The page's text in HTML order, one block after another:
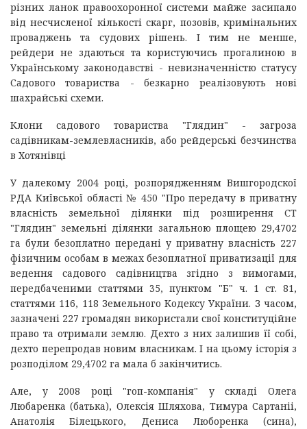
різних ланок правоохоронної системи майже засипало
від несчисленої кількості скарг, позовів, кримінальних
проваджень та судових рішень. І тим не менше,
рейдери не здаються та користуючись прогалиною в
Українському законодавстві - невизначенністю статусу
Садового товариства - безкарно реалізовують нові
шахрайські схеми.
Клони садового товариства "Глядин" - загроза
садівникам-землевласників, або рейдерські безчинства
в Хотянівці
У далекому 2004 році, розпорядженням Вишгородскої
РДА Київської області № 450 "Про передачу в приватну
власність земельної ділянки під розширення СТ
"Глядин" земельні ділянки загальною площею 29,4702
га були безоплатно передані у приватну власність 227
фізичним особам в межах безоплатної приватизації для
ведення садового садівництва згідно з вимогами,
передбаченими статтями 35, пунктом "Б" ч. 1 ст. 81,
статтями 116, 118 Земельного Кодексу України. З часом,
зазначені 227 громадян використали свої конституційне
право та отримали землю. Дехто з них залишив її собі,
дехто перепродав новим власникам. І на цьому історія з
розподілом 29,4702 га мала б закінчитись.
Але, у 2008 році "гоп-компанія" у складі Олега
Любаренка (батька), Олексія Шляхова, Тимура Сартаніі,
Анатолія Білецького, Дениса Люборенка (сина),